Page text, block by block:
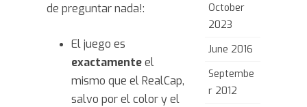
de preguntar nada!:
El juego es
exactamenteel
mismo que el RealCap,
salvo por el color y el
October
2023
June 2016
Septembe
r 2012